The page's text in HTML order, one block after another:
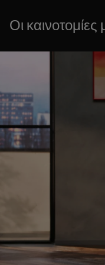
Οι καινοτομίες